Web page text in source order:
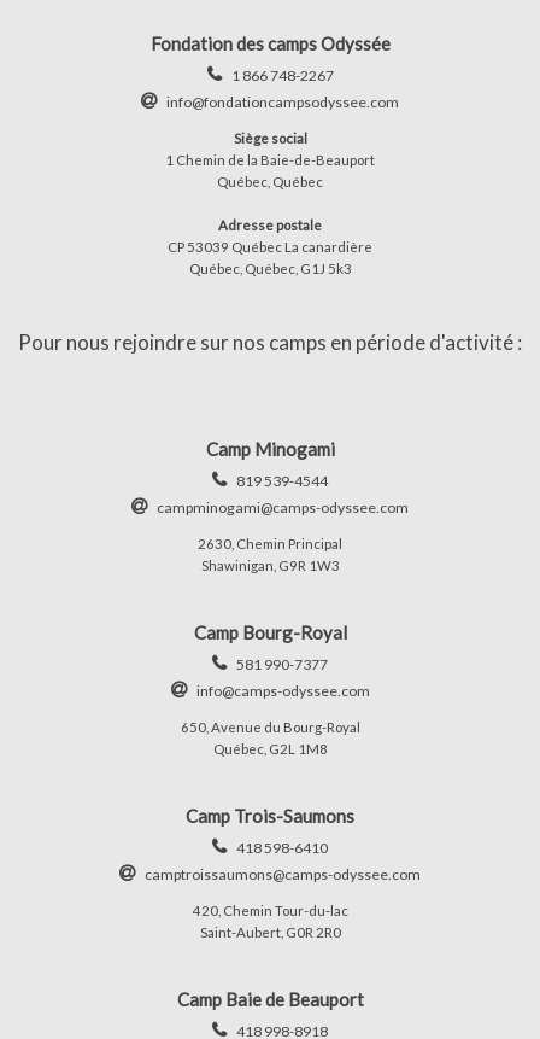
Fondation des camps Odyssée
1 866 748-2267
info@fondationcampsodyssee.com
Siège social
1 Chemin de la Baie-de-Beauport
Québec, Québec
Adresse postale
CP 53039 Québec La canardière
Québec, Québec, G1J 5k3
Pour nous rejoindre sur nos camps en période d'activité :
Camp Minogami
819 539-4544
campminogami@camps-odyssee.com
2630, Chemin Principal
Shawinigan, G9R 1W3
Camp Bourg-Royal
581 990-7377
info@camps-odyssee.com
650, Avenue du Bourg-Royal
Québec, G2L 1M8
Camp Trois-Saumons
418 598-6410
camptroissaumons@camps-odyssee.com
420, Chemin Tour-du-lac
Saint-Aubert, G0R 2R0
Camp Baie de Beauport
418 998-8918